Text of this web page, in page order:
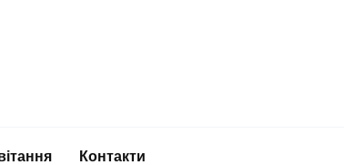
Контакти